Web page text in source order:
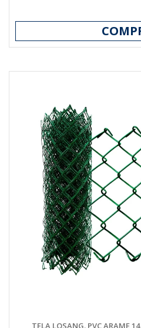
TELA LOSANG. PVC ARAME